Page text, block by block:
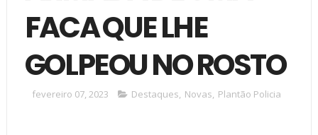
FACA QUE LHE
GOLPEOU NO ROSTO
fevereiro 07, 2023 Destaques, Novas, Plantão Policia